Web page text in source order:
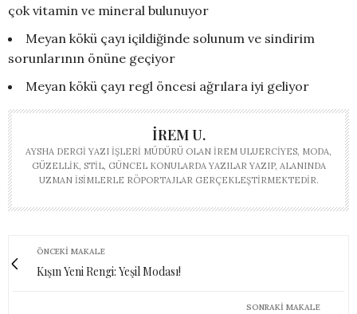
çok vitamin ve mineral bulunuyor
Meyan kökü çayı içildiğinde solunum ve sindirim
sorunlarının önüne geçiyor
Meyan kökü çayı regl öncesi ağrılara iyi geliyor
İREM U.
AYSHA DERGI YAZI İŞLERI MÜDÜRÜ OLAN İREM ULUERCIYES, MODA,
GÜZELLIK, STIL, GÜNCEL KONULARDA YAZILAR YAZIP, ALANINDA
UZMAN ISIMLERLE RÖPORTAJLAR GERÇEKLEŞTIRMEKTEDIR.
ÖNCEKI MAKALE
Kışın Yeni Rengi: Yeşil Modası!
SONRAKI MAKALE